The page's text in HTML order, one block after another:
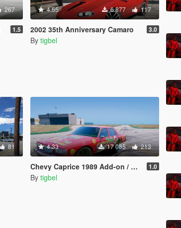
267
1.5
4.55 6 877 117
2002 35th Anniversary Camaro 3.0
By tigbel
81 4.33 17 085 213
Chevy Caprice 1989 Add-on / Replace ( Unlocked ) 1.0
By tigbel